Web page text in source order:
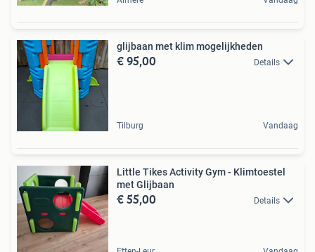
glijbaan met klim mogelijkheden
€ 95,00 Details
Tilburg Vandaag
Little Tikes Activity Gym - Klimtoestel
met Glijbaan
€ 55,00 Details